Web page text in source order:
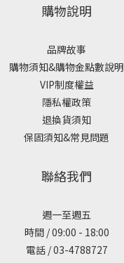
購物說明
品牌故事
購物須知&購物金點數說明
VIP制度權益
隱私權政策
退換貨須知
保固須知&常見問題
聯絡我們
週一至週五
時間 / 09:00 - 18:00
電話 / 03-4788727